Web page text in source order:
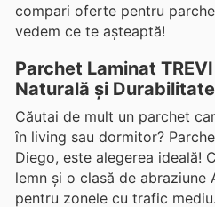
compari oferte pentru
vedem ce te așteaptă!
Parchet Laminat
Naturală și
Căutai de mult un parchet
în living sau dormitor?
Diego, este alegerea ideală!
lemn și o clasă de abraziune
pentru zonele cu trafic